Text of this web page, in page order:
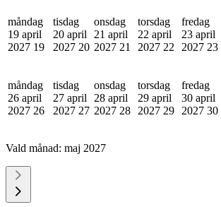
måndag
19 april
2027 19
tisdag
20 april
2027 20
onsdag
21 april
2027 21
torsdag
22 april
2027 22
fredag
23 april
2027 23
måndag
26 april
2027 26
tisdag
27 april
2027 27
onsdag
28 april
2027 28
torsdag
29 april
2027 29
fredag
30 april
2027 30
Vald månad: maj 2027